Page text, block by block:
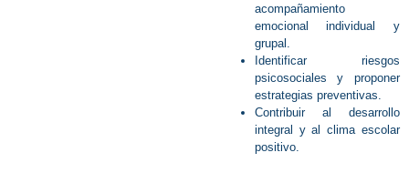
acompañamiento
emocional individual y
grupal.
Identificar riesgos
psicosociales y proponer
estrategias preventivas.
Contribuir al desarrollo
integral y al clima escolar
positivo.